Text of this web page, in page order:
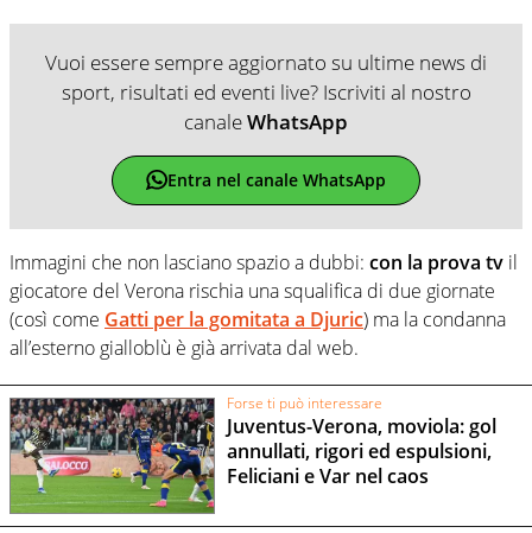
Vuoi essere sempre aggiornato su ultime news di
sport, risultati ed eventi live? Iscriviti al nostro
canaleWhatsApp
Entra nel canale WhatsApp
Immagini che non lasciano spazio a dubbi: con la prova tv il
giocatore del Verona rischia una squalifica di due giornate
(così come Gatti per la gomitata a Djuric) ma la condanna
all’esterno gialloblù è già arrivata dal web.
Forse ti può interessare
Juventus-Verona, moviola: gol
annullati, rigori ed espulsioni,
Feliciani e Var nel caos